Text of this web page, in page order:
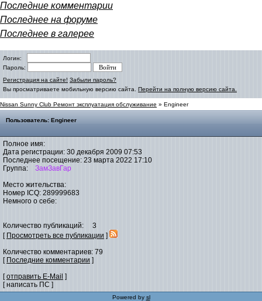
Последние комментарии
Последнее на форуме
Последнее в галерее
Логин:
Пароль:
Регистрация на сайте! Забыли пароль?
Вы просматриваете мобильную версию сайта. Перейти на полную версию сайта.
Nissan Sunny Club Ремонт эксплуатация обслуживание » Engineer
Пользователь: Engineer
Полное имя:
Дата регистрации: 30 декабря 2009 07:53
Последнее посещение: 23 марта 2022 17:10
Группа: ЗамЗавГар
Место жительства:
Номер ICQ: 289999683
Немного о себе:
Количество публикаций: 3
[ Просмотреть все публикации ]
Количество комментариев: 79
[ Последние комментарии ]
[отправить E-Mail ]
[ написать ПС ]
Powered by sl